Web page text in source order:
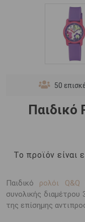
50
Παιδικό
Το προϊόν είναι
Παιδικό ρολόι Q&Q
συνολικής
της επίσημης